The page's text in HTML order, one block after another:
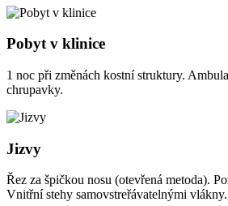
Pobyt v klinice
1 noc při změnách kostní struktury.
chrupavky.
Jizvy
Řez za špičkou nosu (otevřená metoda).
Vnitřní stehy samovstreřávatelnými vlákny.